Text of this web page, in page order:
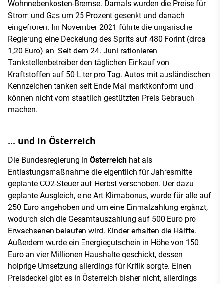
Wohnnebenkosten-Bremse. Damals wurden die Preise für
Strom und Gas um 25 Prozent gesenkt und danach
eingefroren. Im November 2021 führte die ungarische
Regierung eine Deckelung des Sprits auf 480 Forint (circa
1,20 Euro) an. Seit dem 24. Juni rationieren
Tankstellenbetreiber den täglichen Einkauf von
Kraftstoffen auf 50 Liter pro Tag. Autos mit ausländischen
Kennzeichen tanken seit Ende Mai marktkonform und
können nicht vom staatlich gestützten Preis Gebrauch
machen.
... und in Österreich
Die Bundesregierung in Österreich hat als
Entlastungsmaßnahme die eigentlich für Jahresmitte
geplante CO2-Steuer auf Herbst verschoben. Der dazu
geplante Ausgleich, eine Art Klimabonus, wurde für alle auf
250 Euro angehoben und um eine Einmalzahlung ergänzt,
wodurch sich die Gesamtauszahlung auf 500 Euro pro
Erwachsenen belaufen wird. Kinder erhalten die Hälfte.
Außerdem wurde ein Energiegutschein in Höhe von 150
Euro an vier Millionen Haushalte geschickt, dessen
holprige Umsetzung allerdings für Kritik sorgte. Einen
Preisdeckel gibt es in Österreich bisher nicht, allerdings